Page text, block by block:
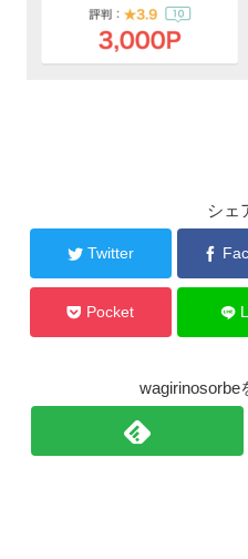
シェ
Twitter
Pocket
wagirinosorbe